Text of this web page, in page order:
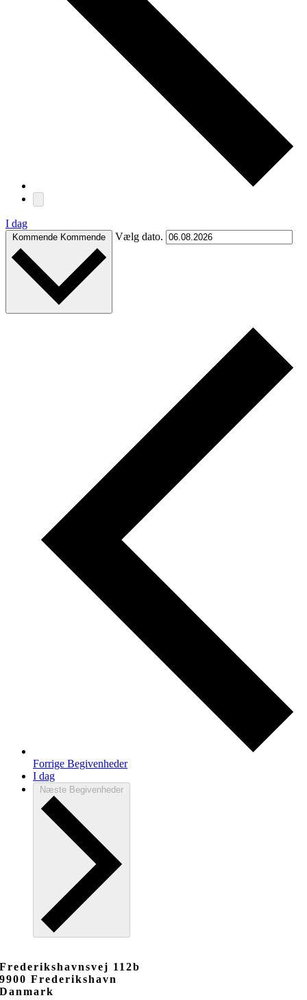
I dag
Kommende Kommende Vælg dato.
Forrige Begivenheder
I dag
Næste Begivenheder
Frederikshavnsvej 112b
9900 Frederikshavn
Danmark